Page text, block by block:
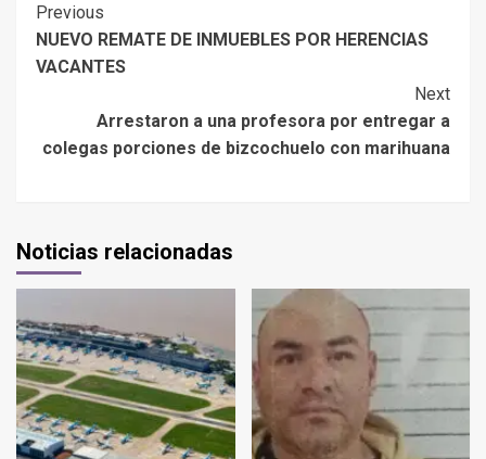
Previous
NUEVO REMATE DE INMUEBLES POR HERENCIAS
VACANTES
Next
Arrestaron a una profesora por entregar a
colegas porciones de bizcochuelo con marihuana
Noticias relacionadas